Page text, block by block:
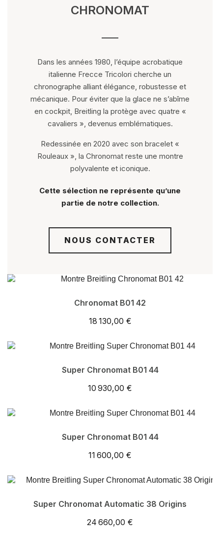
CHRONOMAT
Dans les années 1980, l’équipe acrobatique
italienne Frecce Tricolori cherche un
chronographe alliant élégance, robustesse et
mécanique. Pour éviter que la glace ne s’abîme
en cockpit, Breitling la protège avec quatre «
cavaliers », devenus emblématiques.
Redessinée en 2020 avec son bracelet «
Rouleaux », la Chronomat reste une montre
polyvalente et iconique.
Cette sélection ne représente qu’une
partie de notre collection.
NOUS CONTACTER
Chronomat B01 42
18 130,00 €
Super Chronomat B01 44
10 930,00 €
Super Chronomat B01 44
11 600,00 €
Super Chronomat Automatic 38 Origins
24 660,00 €